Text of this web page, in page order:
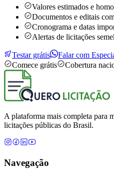
Valores estimados e
Documentos e editais
Cronograma e datas
Alertas de licitações
Testar grátis
Falar com
Comece grátis
Cobertura
A plataforma mais completa para
licitações públicas do Brasil.
Navegação